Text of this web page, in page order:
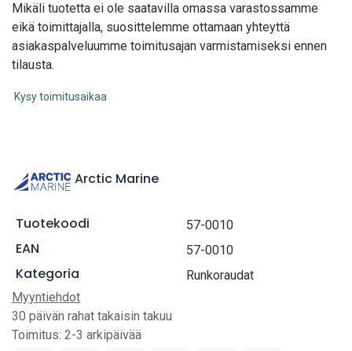
Mikäli tuotetta ei ole saatavilla omassa varastossamme
eikä toimittajalla, suosittelemme ottamaan yhteyttä
asiakaspalveluumme toimitusajan varmistamiseksi ennen
tilausta.
Kysy toimitusaikaa
Arctic Marine
Tuotekoodi 57-0010
EAN 57-0010
Kategoria
Runkoraudat
Myyntiehdot
30 päivän rahat takaisin takuu
Toimitus: 2-3 arkipäivää